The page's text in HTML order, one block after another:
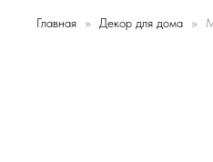
Главная Декор для дома